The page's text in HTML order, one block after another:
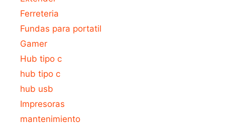
Ferreteria
Fundas para portatil
Gamer
Hub tipo c
hub tipo c
hub usb
Impresoras
mantenimiento